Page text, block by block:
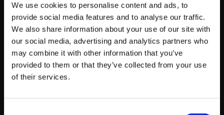
We use cookies to personalise content and ads, to
provide social media features and to analyse our traffic.
We also share information about your use of our site with
our social media, advertising and analytics partners who
may combine it with other information that you’ve
provided to them or that they’ve collected from your use
of their services.
【単曲】ヴァンパイア サウンド
BOX ZABEL Stage (Australia)
150円